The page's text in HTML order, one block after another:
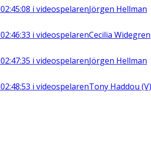
02:45:08 i videospelarenJörgen Hellman
02:46:33 i videospelarenCecilia Widegren
02:47:35 i videospelarenJörgen Hellman
02:48:53 i videospelarenTony Haddou (V)